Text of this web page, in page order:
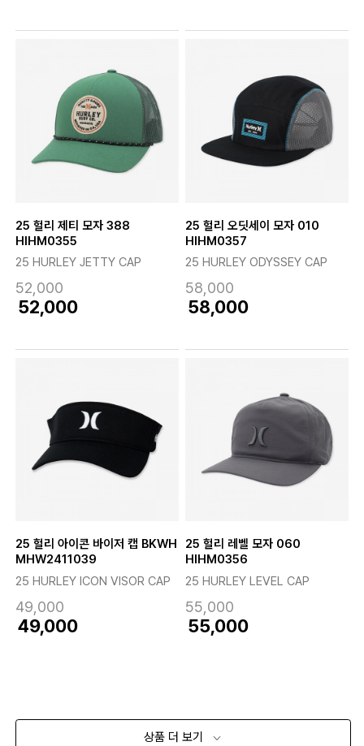
25 헐리 제티 모자 388
HIHM0355
25 HURLEY JETTY CAP
52,000
52,000
25 헐리 오딧세이 모자 010
HIHM0357
25 HURLEY ODYSSEY CAP
58,000
58,000
25 헐리 아이콘 바이저 캡 BKWH
MHW2411039
25 HURLEY ICON VISOR CAP
49,000
49,000
25 헐리 레벨 모자 060
HIHM0356
25 HURLEY LEVEL CAP
55,000
55,000
상품 더 보기